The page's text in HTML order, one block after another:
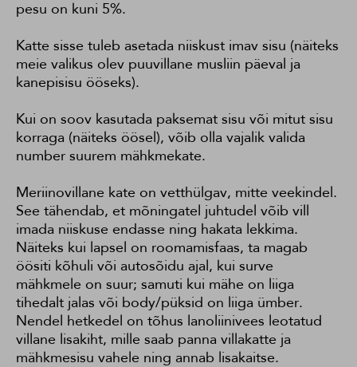
pesu on kuni 5%.
Katte sisse tuleb asetada niiskust imav sisu (näiteks
meie valikus olev puuvillane musliin päeval ja
kanepisisu ööseks).
Kui on soov kasutada paksemat sisu või mitut sisu
korraga (näiteks öösel), võib olla vajalik valida
number suurem mähkmekate.
Meriinovillane kate on vetthülgav, mitte veekindel.
See tähendab, et mõningatel juhtudel võib vill
imada niiskuse endasse ning hakata lekkima.
Näiteks kui lapsel on roomamisfaas, ta magab
öösiti kõhuli või autosõidu ajal, kui surve
mähkmele on suur; samuti kui mähe on liiga
tihedalt jalas või body/püksid on liiga ümber.
Nendel hetkedel on tõhus lanoliinivees leotatud
villane lisakiht, mille saab panna villakatte ja
mähkmesisu vahele ning annab lisakaitse.